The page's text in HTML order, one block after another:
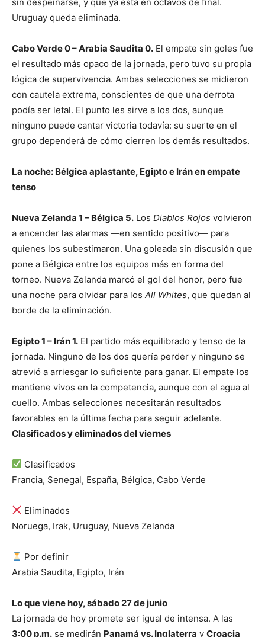
Uruguay queda eliminada.
Cabo Verde 0 – Arabia Saudita 0. El empate sin goles fue
el resultado más opaco de la jornada, pero tuvo su propia
lógica de supervivencia. Ambas selecciones se midieron
con cautela extrema, conscientes de que una derrota
podía ser letal. El punto les sirve a los dos, aunque
ninguno puede cantar victoria todavía: su suerte en el
grupo dependerá de cómo cierren los demás resultados.
La noche: Bélgica aplastante, Egipto e Irán en empate
tenso
Nueva Zelanda 1 – Bélgica 5. Los Diablos Rojos volvieron
a encender las alarmas —en sentido positivo— para
quienes los subestimaron. Una goleada sin discusión que
pone a Bélgica entre los equipos más en forma del
torneo. Nueva Zelanda marcó el gol del honor, pero fue
una noche para olvidar para los All Whites, que quedan al
borde de la eliminación.
Egipto 1 – Irán 1. El partido más equilibrado y tenso de la
jornada. Ninguno de los dos quería perder y ninguno se
atrevió a arriesgar lo suficiente para ganar. El empate los
mantiene vivos en la competencia, aunque con el agua al
cuello. Ambas selecciones necesitarán resultados
favorables en la última fecha para seguir adelante.
Clasificados y eliminados del viernes
Clasificados
Francia, Senegal, España, Bélgica, Cabo Verde
Eliminados
Noruega, Irak, Uruguay, Nueva Zelanda
Por definir
Arabia Saudita, Egipto, Irán
Lo que viene hoy, sábado 27 de junio
La jornada de hoy promete ser igual de intensa. A las
3:00 p.m. se medirán Panamá vs. Inglaterra y Croacia